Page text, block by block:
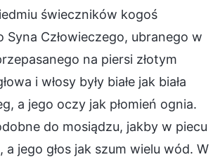
świeczników kogoś
Syna Człowieczego, ubranego w
na piersi złotym
i włosy były białe jak biała
a jego oczy jak płomień ognia.
do mosiądzu, jakby w piecu
jego głos jak szum wielu wód. W